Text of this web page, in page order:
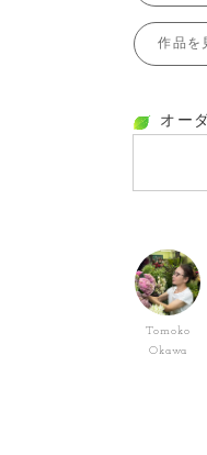
作品を
オー
Tomoko
Okawa